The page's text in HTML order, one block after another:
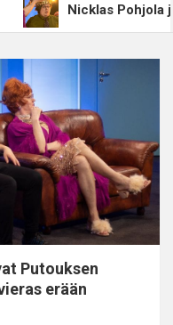
Nicklas Pohjola juhlii
Putouksen
erään